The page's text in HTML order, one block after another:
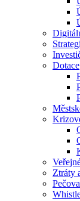
Dotace
Ztráty